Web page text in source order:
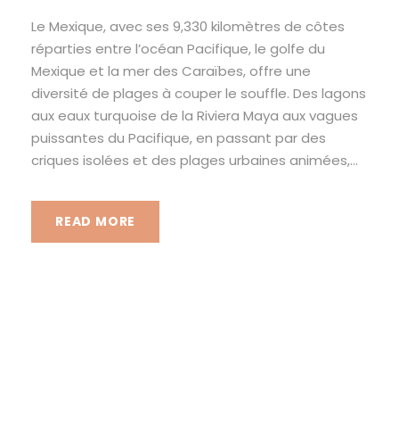
Le Mexique, avec ses 9,330 kilomètres de côtes
réparties entre l’océan Pacifique, le golfe du
Mexique et la mer des Caraïbes, offre une
diversité de plages à couper le souffle. Des lagons
aux eaux turquoise de la Riviera Maya aux vagues
puissantes du Pacifique, en passant par des
criques isolées et des plages urbaines animées,...
READ MORE